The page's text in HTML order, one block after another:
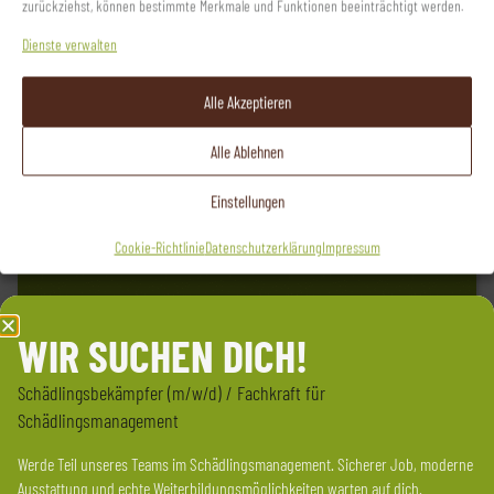
zurückziehst, können bestimmte Merkmale und Funktionen beeinträchtigt werden.
Dienste verwalten
Alle Akzeptieren
Alle Ablehnen
Einstellungen
Cookie-RichtlinieDatenschutzerklärungImpressum
UNSERE PARTNER
Nach einer kurzen Einschätzung Ihres Anliegens vermitteln wir
den passenden Experten. Auf Wunsch stimmen wir uns direkt mit
dem Partnerunternehmen ab, um Übergänge reibungslos zu
WIR SUCHEN DICH!
Schädlingsbekämpfer (m/w/d) / Fachkraft für
Schädlingsmanagement
Werde Teil unseres Teams im Schädlingsmanagement. Sicherer Job, moderne
Ausstattung und echte Weiterbildungsmöglichkeiten warten auf dich.